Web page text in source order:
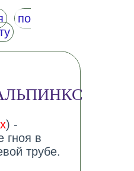
по
) -
гноя в
трубе.